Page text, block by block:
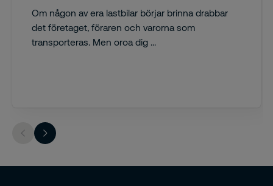
Om någon av era lastbilar börjar brinna drabbar
det företaget, föraren och varorna som
transporteras. Men oroa dig ...